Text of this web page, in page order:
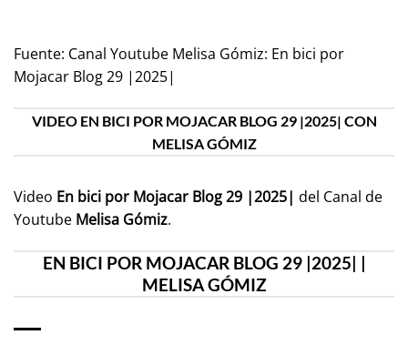
Fuente: Canal Youtube Melisa Gómiz: En bici por
Mojacar Blog 29 |2025|
VIDEO EN BICI POR MOJACAR BLOG 29 |2025| CON
MELISA GÓMIZ
Video En bici por Mojacar Blog 29 |2025| del Canal de
Youtube Melisa Gómiz.
EN BICI POR MOJACAR BLOG 29 |2025| |
MELISA GÓMIZ